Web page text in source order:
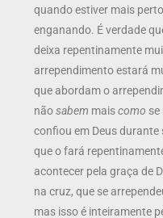
quando estiver mais
enganando. É verdade
deixa repentinamente
arrependimento estará
que abordam o
nãosabem maiscomo se
confiou em Deus
que o fará
acontecer pela graça de
na cruz, que se
mas isso é inteiramente